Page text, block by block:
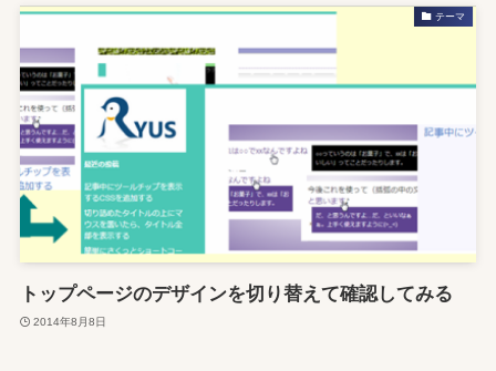
テーマ
トップページのデザインを切り替えて確認してみる
2014年8月8日